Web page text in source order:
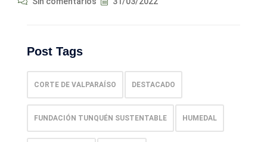
Post Tags
CORTE DE VALPARAÍSO DESTACADO
FUNDACIÓN TUNQUÉN SUSTENTABLE HUMEDAL